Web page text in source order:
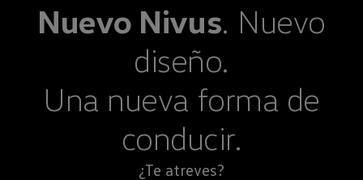
Nuevo Nivus. Nuevo
diseño.
Una nueva forma de
conducir.
¿Te atreves?